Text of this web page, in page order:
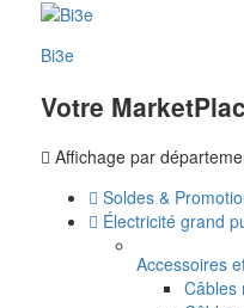
Bi3e
Votre
Affichage par
Soldes &
Électricité grand
Accessoires
Câbles